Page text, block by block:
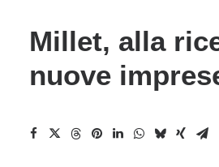
Millet, alla
nuove